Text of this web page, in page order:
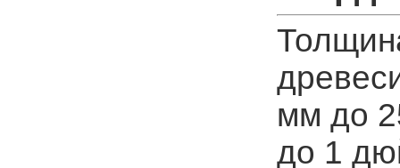
мм до
до 1